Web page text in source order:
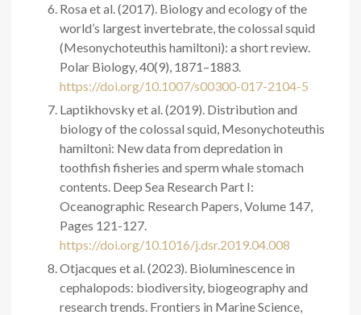
Rosa et al. (2017). Biology and ecology of the
world’s largest invertebrate, the colossal squid
(Mesonychoteuthis hamiltoni): a short review.
Polar Biology, 40(9), 1871–1883.
https://doi.org/10.1007/s00300-017-2104-5
Laptikhovsky et al. (2019). Distribution and
biology of the colossal squid, Mesonychoteuthis
hamiltoni: New data from depredation in
toothfish fisheries and sperm whale stomach
contents. Deep Sea Research Part I:
Oceanographic Research Papers, Volume 147,
Pages 121-127.
https://doi.org/10.1016/j.dsr.2019.04.008
Otjacques et al. (2023). Bioluminescence in
cephalopods: biodiversity, biogeography and
research trends. Frontiers in Marine Science,